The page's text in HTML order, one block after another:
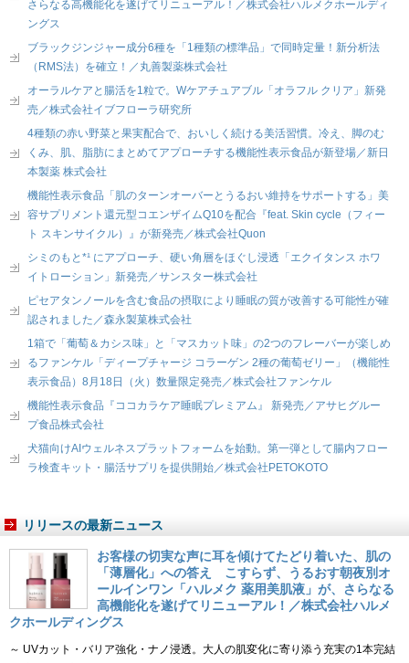
さらなる高機能化を遂げてリニューアル！／株式会社ハルメクホールディ
ングス
ブラックジンジャー成分6種を「1種類の標準品」で同時定量！新分析法
（RMS法）を確立！／丸善製薬株式会社
オーラルケアと腸活を1粒で。Wケアチュアブル「オラフル クリア」新発
売／株式会社イブフローラ研究所
4種類の赤い野菜と果実配合で、おいしく続ける美活習慣。冷え、脚のむ
くみ、肌、脂肪にまとめてアプローチする機能性表示食品が新登場／新日
本製薬 株式会社
機能性表示食品「肌のターンオーバーとうるおい維持をサポートする」美
容サプリメント還元型コエンザイムQ10を配合『feat. Skin cycle（フィー
ト スキンサイクル）』が新発売／株式会社Quon
シミのもと*¹ にアプローチ、硬い角層をほぐし浸透「エクイタンス ホワ
イトローション」新発売／サンスター株式会社
ピセアタンノールを含む食品の摂取により睡眠の質が改善する可能性が確
認されました／森永製菓株式会社
1箱で「葡萄＆カシス味」と「マスカット味」の2つのフレーバーが楽しめ
るファンケル「ディープチャージ コラーゲン 2種の葡萄ゼリー」（機能性
表示食品）8月18日（火）数量限定発売／株式会社ファンケル
機能性表示食品『ココカラケア睡眠プレミアム』 新発売／アサヒグルー
プ食品株式会社
犬猫向けAIウェルネスプラットフォームを始動。第一弾として腸内フロー
ラ検査キット・腸活サプリを提供開始／株式会社PETOKOTO
リリースの最新ニュース
お客様の切実な声に耳を傾けてたどり着いた、肌の
「薄層化」への答え こすらず、うるおす朝夜別オ
ールインワン「ハルメク 薬用美肌液」が、さらなる
高機能化を遂げてリニューアル！／株式会社ハルメ
クホールディングス
～ UVカット・バリア強化・ナノ浸透。大人の肌変化に寄り添う充実の1本完結